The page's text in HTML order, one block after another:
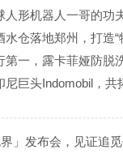
人形机器人一哥的功
仓落地郑州，打造
第一，露卡菲娅防脱
尼巨头Indomobil，共
」发布会，见证追